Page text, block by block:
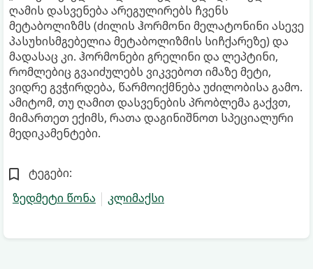
ღამის დასვენება არეგულირებს ჩვენს
მეტაბოლიზმს (ძილის ჰორმონი მელატონინი ასევე
პასუხისმგებელია მეტაბოლიზმის სიჩქარეზე) და
მადასაც კი. ჰორმონები გრელინი და ლეპტინი,
რომლებიც გვაიძულებს ვიკვებოთ იმაზე მეტი,
ვიდრე გვჭირდება, წარმოიქმნება უძილობისა გამო.
ამიტომ, თუ ღამით დასვენების პრობლემა გაქვთ,
მიმართეთ ექიმს, რათა დაგინიშნოთ სპეციალური
მედიკამენტები.
ტეგები:
ზედმეტი წონა
კლიმაქსი